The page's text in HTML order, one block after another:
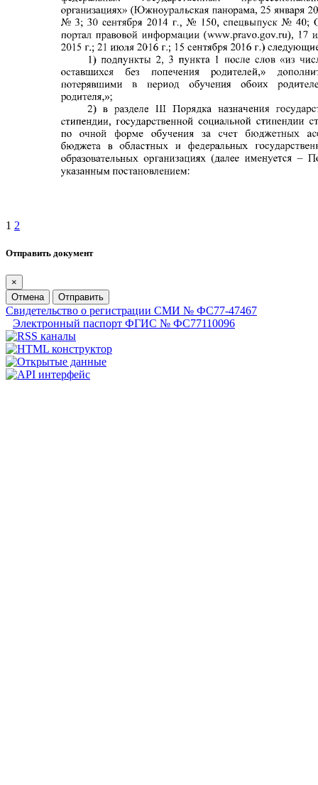
1 2
Отправить документ
×
Отмена
Отправить
Свидетельство о регистрации СМИ № ФС77-47467
Электронный паспорт ФГИС № ФС77110096